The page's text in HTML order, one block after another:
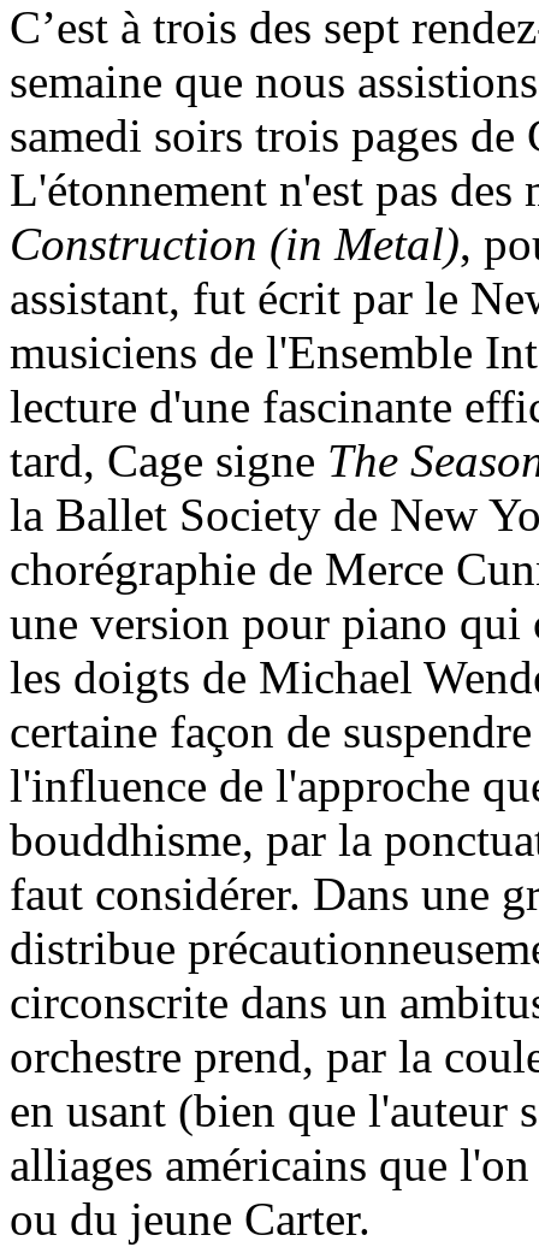
C’est à trois des sept
semaine que nous
samedi soirs trois pages
L'étonnement n'est pas
Construction (in Metal),
assistant, fut écrit par le
musiciens de l'Ensemble
lecture d'une fascinante
tard, Cage signe The
la Ballet Society de New
chorégraphie de Merce
une version pour piano qui
les doigts de Michael
certaine façon de
l'influence de l'approche
bouddhisme, par la
faut considérer. Dans une
distribue
circonscrite dans un
orchestre prend, par la
en usant (bien que l'auteur
alliages américains que
ou du jeune Carter.